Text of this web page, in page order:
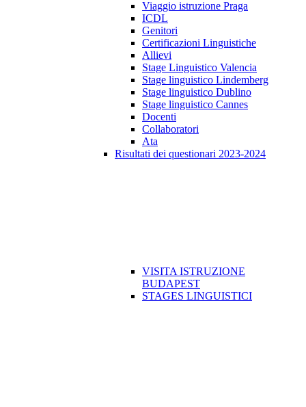
Viaggio istruzione Praga
ICDL
Genitori
Certificazioni Linguistiche
Allievi
Stage Linguistico Valencia
Stage linguistico Lindemberg
Stage linguistico Dublino
Stage linguistico Cannes
Docenti
Collaboratori
Ata
Risultati dei questionari 2023-2024
VISITA ISTRUZIONE
BUDAPEST
STAGES LINGUISTICI